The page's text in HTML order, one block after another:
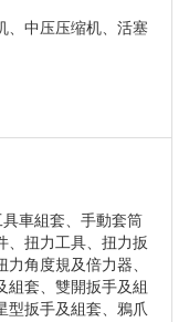
、中压压缩机、活塞
車組套、手動套筒
、扭力工具、扭力扳
角度規及倍力器、
組套、雙開扳手及組
型扳手及組套、鴉爪